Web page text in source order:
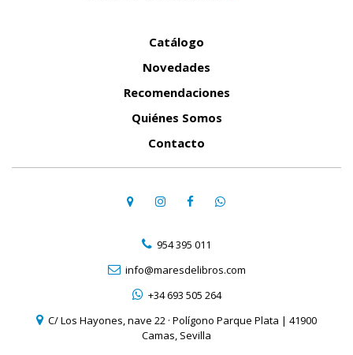
Catálogo
Novedades
Recomendaciones
Quiénes Somos
Contacto
954 395 011
info@maresdelibros.com
+34 693 505 264
C/ Los Hayones, nave 22 · Polígono Parque Plata | 41900
Camas, Sevilla